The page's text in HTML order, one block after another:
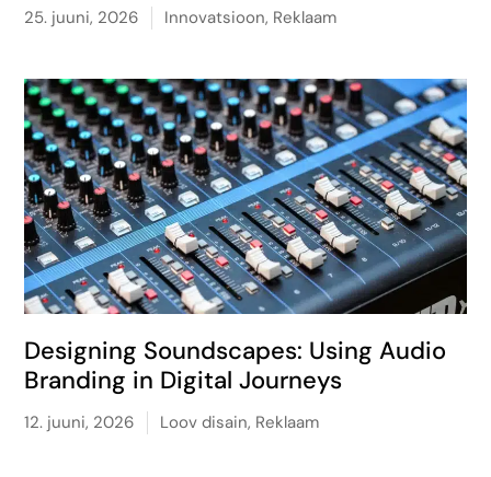
25. juuni, 2026 Innovatsioon, Reklaam
Designing Soundscapes: Using Audio
Branding in Digital Journeys
12. juuni, 2026 Loov disain, Reklaam